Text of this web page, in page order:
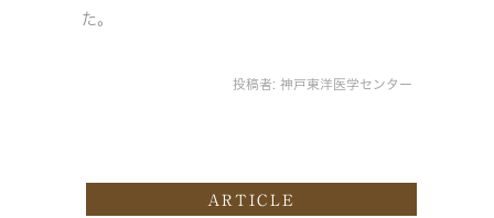
た。
投稿者: 神戸東洋医学センター
ARTICLE